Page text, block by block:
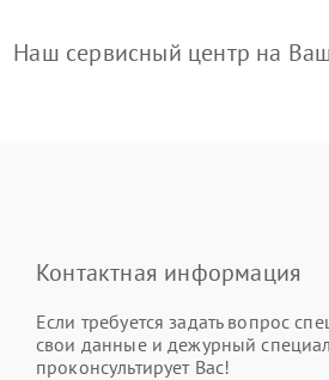
Наш сервисный центр на
Контактная информация
Если требуется задать вопрос
свои данные и дежурный
проконсультирует Вас!